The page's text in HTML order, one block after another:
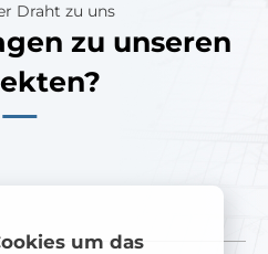
Draht zu uns
zu unseren
um das